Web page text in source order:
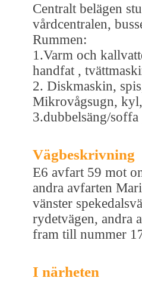
Centralt belägen
vårdcentralen,
Rummen:
1.Varm och
handfat ,
2. Diskmaskin,
Mikrovågsugn,
3.dubbelsäng/
Vägbeskrivning
E6 avfart 59 mot
andra avfarten
vänster
rydetvägen, andra
fram till nummer
I närheten